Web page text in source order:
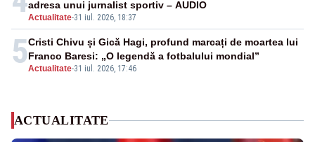
Actualitate-31 iul. 2026, 18:37
adresa unui jurnalist sportiv – AUDIO
5Actualitate-31 iul. 2026, 17:46
Cristi Chivu și Gică Hagi, profund marcați de moartea lui
Franco Baresi: „O legendă a fotbalului mondial”
ACTUALITATE